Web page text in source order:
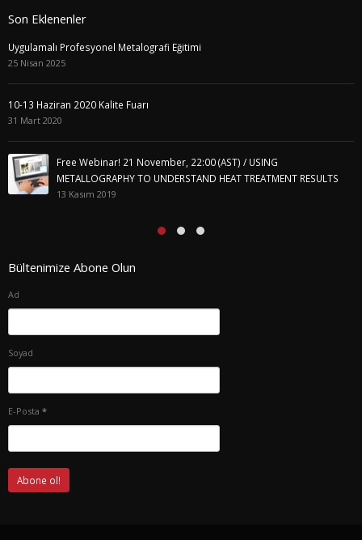
Son Eklenenler
Uygulamalı Profesyonel Metalografi Eğitimi
25 Nisan 2025
10-13 Haziran 2020 Kalite Fuarı
31 Mart 2020
Free Webinar! 21 November, 22:00 (AST) / USING
METALLOGRAPHY TO UNDERSTAND HEAT TREATMENT RESULTS
13 Kasım 2019
Bültenimize Abone Olun
Ad
Soyad
E-Posta *